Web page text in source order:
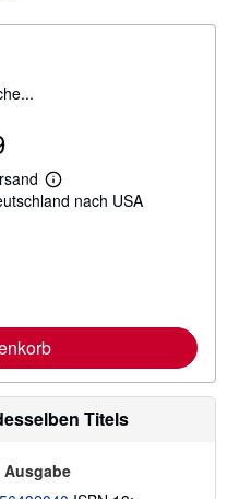
W
e
r
m
a
t
n
e
nach USA
Titels